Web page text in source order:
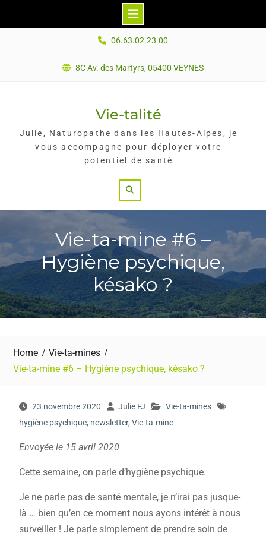
06.63.02.23.00
8C Av. des Martyrs, 05400 VEYNES
Vie-talité
Julie, Naturopathe dans les Hautes-Alpes, je
vous accompagne pour déployer votre
potentiel de santé
Vie-ta-mine #6 –
Hygiène psychique,
késako ?
Home
Vie-ta-mines
Vie-ta-mine #6 – Hygiène psychique, késako ?
23 novembre 2020 Julie FJ
Vie-ta-mines
hygiène psychique, newsletter, Vie-ta-mine
Envoyée le 15 avril 2020
Cette semaine, on parle d’hygiène psychique.
Je ne parle pas de santé mentale, je n’irai pas jusque-
là … bien qu’en ce moment nous ayons intérêt à nous
surveiller ! Je parle simplement de prendre soin de